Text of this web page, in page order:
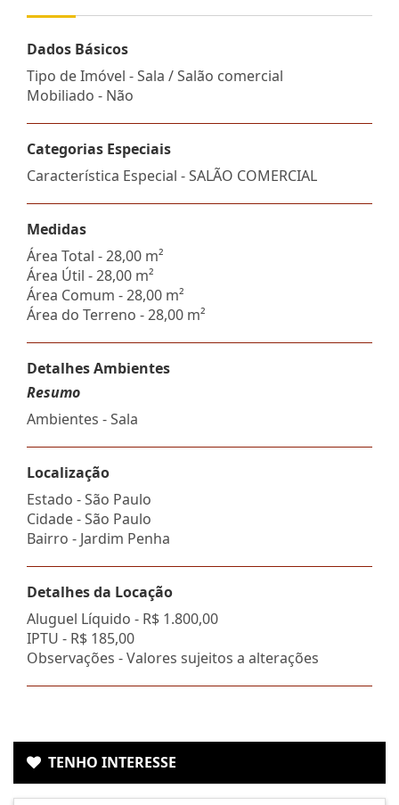
Dados Básicos
Tipo de Imóvel - Sala / Salão comercial
Mobiliado - Não
Categorias Especiais
Característica Especial - SALÃO COMERCIAL
Medidas
Área Total - 28,00 m²
Área Útil - 28,00 m²
Área Comum - 28,00 m²
Área do Terreno - 28,00 m²
Detalhes Ambientes
Resumo
Ambientes - Sala
Localização
Estado -São Paulo
Cidade -São Paulo
Bairro - Jardim Penha
Detalhes da Locação
Aluguel Líquido - R$ 1.800,00
IPTU - R$ 185,00
Observações - Valores sujeitos a alterações
TENHO INTERESSE